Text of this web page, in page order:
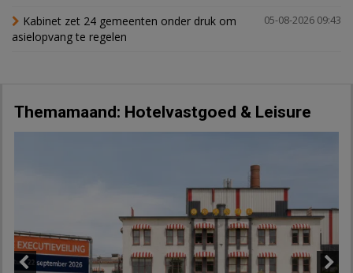
05-08-2026 09:43
Kabinet zet 24 gemeenten onder druk om
asielopvang te regelen
Themamaand: Hotelvastgoed & Leisure